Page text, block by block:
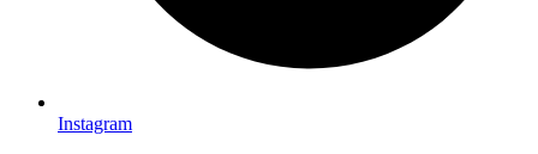
Instagram